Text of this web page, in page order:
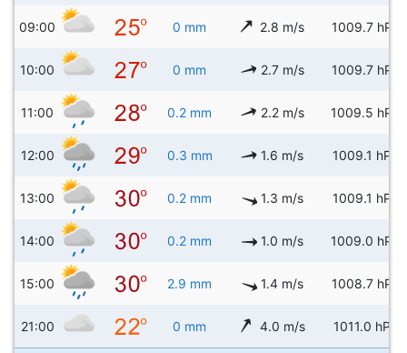
09:00 0 mm 2.8 m/s 1009.7 hPa
10:00 0 mm 2.7 m/s 1009.7 hPa
11:00 0.2 mm 2.2 m/s 1009.5 hPa
12:00 0.3 mm 1.6 m/s 1009.1 hPa
13:00 0.2 mm 1.3 m/s 1009.1 hPa
14:00 0.2 mm 1.0 m/s 1009.0 hPa
15:00 2.9 mm 1.4 m/s 1008.7 hPa
21:00 0 mm 4.0 m/s 1011.0 hPa